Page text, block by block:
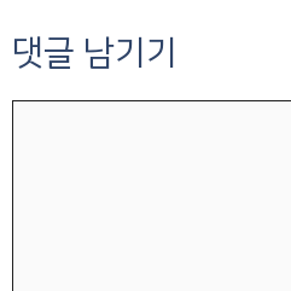
댓글 남기기